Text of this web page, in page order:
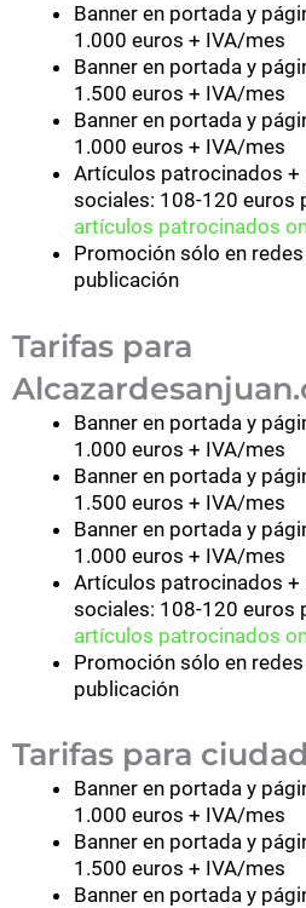
Banner en portada y
1.000 euros + IVA/mes
Banner en portada y
1.500 euros + IVA/mes
Banner en portada y
1.000 euros + IVA/mes
Artículos patrocinados +
sociales: 108-120 euros
artículos patrocinados
Promoción sólo en
publicación
Tarifas para
Banner en portada y
1.000 euros + IVA/mes
Banner en portada y
1.500 euros + IVA/mes
Banner en portada y
1.000 euros + IVA/mes
Artículos patrocinados +
sociales: 108-120 euros
artículos patrocinados
Promoción sólo en
publicación
Tarifas para
Banner en portada y
1.000 euros + IVA/mes
Banner en portada y
1.500 euros + IVA/mes
Banner en portada y